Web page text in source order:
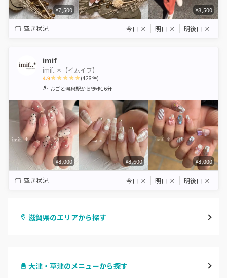
¥7,500 ¥8,500
空き状況 今日 × 明日 × 明後日 ×
imif
imif..＊【イムイフ】
4.9
1 2 3 4 5
(428件)
おごと温泉駅から徒歩16分
¥8,000 ¥8,600 ¥8,000
空き状況 今日 × 明日 × 明後日 ×
滋賀県のエリアから探す
甲賀・湖南・栗東
大津・草津のメニューから探す